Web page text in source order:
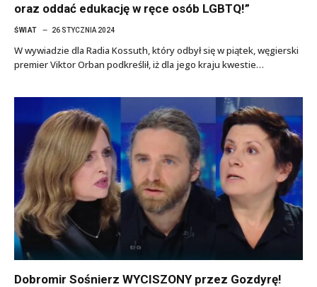
oraz oddać edukację w ręce osób LGBTQ!”
ŚWIAT 26 STYCZNIA 2024
W wywiadzie dla Radia Kossuth, który odbył się w piątek, węgierski
premier Viktor Orban podkreślił, iż dla jego kraju kwestie…
Dobromir Sośnierz WYCISZONY przez Gozdyrę!